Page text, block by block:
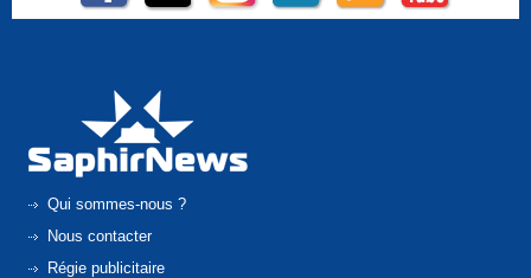
Qui sommes-nous ?
Nous contacter
Régie publicitaire